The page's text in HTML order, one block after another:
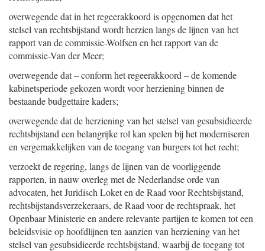
overwegende dat in het regeerakkoord is opgenomen dat het
stelsel van rechtsbijstand wordt herzien langs de lijnen van het
rapport van de commissie-Wolfsen en het rapport van de
commissie-Van der Meer;
overwegende dat – conform het regeerakkoord – de komende
kabinetsperiode gekozen wordt voor herziening binnen de
bestaande budgettaire kaders;
overwegende dat de herziening van het stelsel van gesubsidieerde
rechtsbijstand een belangrijke rol kan spelen bij het moderniseren
en vergemakkelijken van de toegang van burgers tot het recht;
verzoekt de regering, langs de lijnen van de voorliggende
rapporten, in nauw overleg met de Nederlandse orde van
advocaten, het Juridisch Loket en de Raad voor Rechtsbijstand,
rechtsbijstandsverzekeraars, de Raad voor de rechtspraak, het
Openbaar Ministerie en andere relevante partijen te komen tot een
beleidsvisie op hoofdlijnen ten aanzien van herziening van het
stelsel van gesubsidieerde rechtsbijstand, waarbij de toegang tot